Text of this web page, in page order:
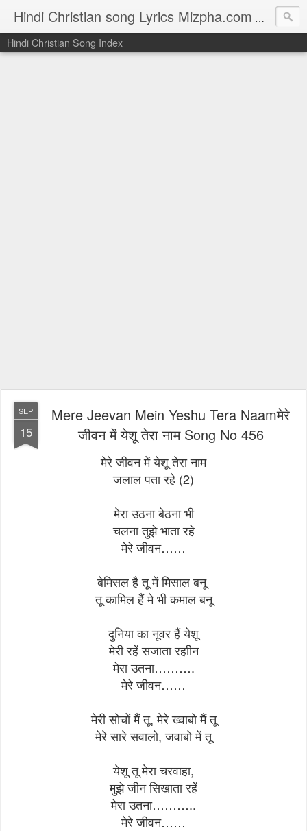
Hindi Christian song Lyrics Mizpha.com Hindi
Hindi Christian Song Index
SEP
15
Mere Jeevan Mein Yeshu Tera Naamमेरे
जीवन में येशू तेरा नाम Song No 456
मेरे जीवन में येशू तेरा नाम
जलाल पता रहे (2)
मेरा उठना बेठना भी
चलना तुझे भाता रहे
मेरे जीवन……
बेमिसल है तू में मिसाल बनू
तू कामिल हैं मे भी कमाल बनू
दुनिया का नूवर हैं येशू
मेरी रहें सजाता रहाीन
मेरा उतना……….
मेरे जीवन……
मेरी सोचों मैं तू, मेरे ख्वाबो मैं तू
मेरे सारे सवालो, जवाबो में तू
येशू तू मेरा चरवाहा,
मुझे जीन सिखाता रहें
मेरा उतना………..
मेरे जीवन……